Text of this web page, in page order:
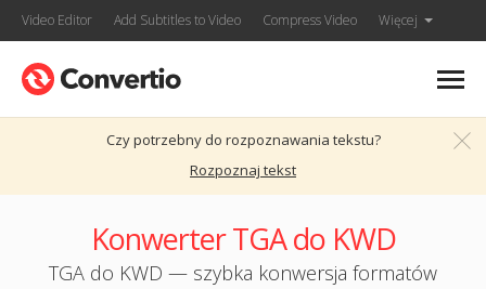
Video Editor Add Subtitles to Video Compress Video Więcej
Czy potrzebny do rozpoznawania tekstu?
Rozpoznaj tekst
Konwerter TGA do KWD
TGA do KWD — szybka konwersja formatów